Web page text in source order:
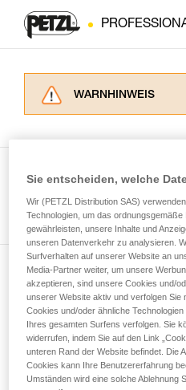
WARNHINWEIS
ziehen. Um diese
der
Informationen richtig
Die Beherrschung
entsprechende
Training voraus.
einem Profi, ob Sie in
Vorgang alleine
Sie ihn eigenständig
Wir geben Beispiele
verbundenen
noch andere
beschrieben werden.
Alle
Newsletter
und auf dem Laufenden bleiben
Email *
Sie entscheiden, welche
Wir (PETZL Distribution SAS)
Technologien, um das
gewährleisten, unsere Inhalte und
unseren Datenverkehr zu analysieren.
Surfverhalten auf unserer Website an
Media-Partner weiter, um unsere
akzeptieren, sind unsere Cookies und/
unserer Website aktiv und verfolgen Sie
Cookies und/oder ähnliche
Ihres gesamten Surfens verfolgen. Sie
widerrufen, indem Sie auf den Link
unteren Rand der Website befindet. Die
Cookies kann Ihre Benutzererfahrung
Umständen wird eine solche Ablehnung